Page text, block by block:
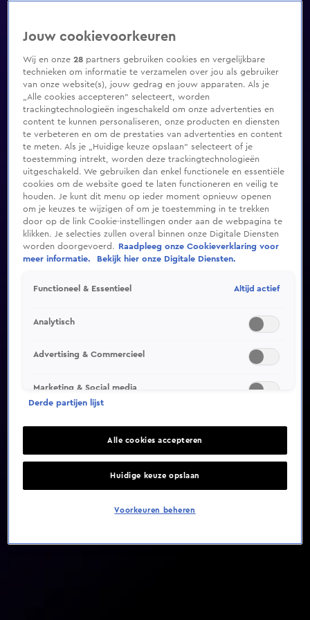
Video helaas niet gevonden
Jouw cookievoorkeuren
Wij en onze28 partners gebruiken cookies en vergelijkbare
technieken om informatie te verzamelen over jou als gebruiker
van onze website(s), jouw gedrag en jouw apparaten. Als je
„Alle cookies accepteren” selecteert, worden
trackingtechnologieën ingeschakeld om onze advertenties en
content te kunnen personaliseren, onze producten en diensten
te verbeteren en om de prestaties van advertenties en content
te meten. Als je „Huidige keuze opslaan” selecteert of je
toestemming intrekt, worden deze trackingtechnologieën
uitgeschakeld. We gebruiken dan enkel functionele en essentiële
cookies om de website goed te laten functioneren en veilig te
houden. Je kunt dit menu op ieder moment opnieuw openen
om je keuzes te wijzigen of om je toestemming in te trekken
door op de link Cookie-instellingen onder aan de webpagina te
klikken. Je selecties zullen overal binnen onze Digitale Diensten
worden doorgevoerd.
Raadpleeg onze Cookieverklaring voor
meer informatie.
Bekijk hier onze Digitale Diensten.
Functioneel & Essentieel Altijd actief
Analytisch
Advertising & Commercieel
Marketing & Social media
Derde partijen lijst
Alle cookies accepteren
Huidige keuze opslaan
Voorkeuren beheren